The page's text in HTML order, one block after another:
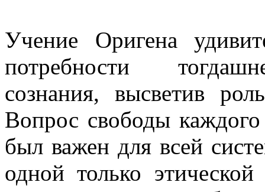
Учение Оригена
потребности
сознания, высветив
Вопрос свободы каждого
был важен для всей
одной только